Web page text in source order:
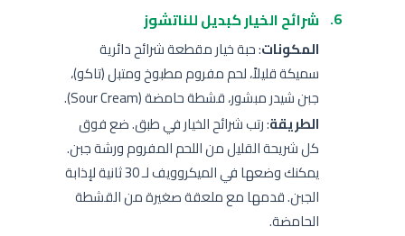
شرائح الخيار كبديل للناتشوز
المكونات: حبة خيار مقطعة شرائح دائرية
سميكة قليلاً، لحم مفروم مطبوخ ومتبل (تاكو)،
جبن شيدر مبشور، قشطة حامضة (Sour Cream).
الطريقة: رتب شرائح الخيار في طبق. ضع فوق
كل شريحة القليل من اللحم المفروم ورشة جبن.
يمكنك وضعها في الميكروويف لـ 30 ثانية لإذابة
الجبن. قدمها مع ملعقة صغيرة من القشطة
الحامضة.